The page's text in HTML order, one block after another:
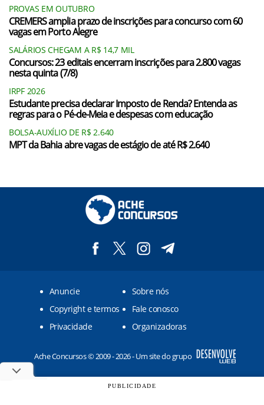
PROVAS EM OUTUBRO
CREMERS amplia prazo de inscrições para concurso com 60
vagas em Porto Alegre
SALÁRIOS CHEGAM A R$ 14,7 MIL
Concursos: 23 editais encerram inscrições para 2.800 vagas
nesta quinta (7/8)
IRPF 2026
Estudante precisa declarar Imposto de Renda? Entenda as
regras para o Pé-de-Meia e despesas com educação
BOLSA-AUXÍLIO DE R$ 2.640
MPT da Bahia abre vagas de estágio de até R$ 2.640
Anuncie
Sobre nós
Copyright e termos
Fale conosco
Privacidade
Organizadoras
Ache Concursos © 2009 - 2026 - Um site do grupo
PUBLICIDADE